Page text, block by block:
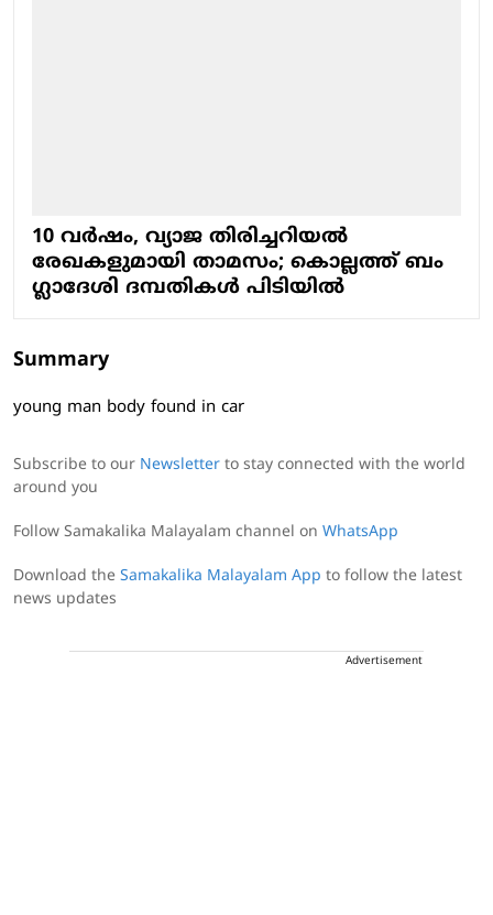
10 വർഷം, വ്യാജ തിരിച്ചറിയൽ
രേഖകളുമായി താമസം; കൊല്ലത്ത് ബം​
ഗ്ലാദേശി ദമ്പതികൾ പിടിയിൽ
Summary
young man body found in car
Subscribe to our Newsletter to stay connected with the world
around you
Follow Samakalika Malayalam channel on WhatsApp
Download the Samakalika Malayalam App to follow the latest
news updates
Advertisement